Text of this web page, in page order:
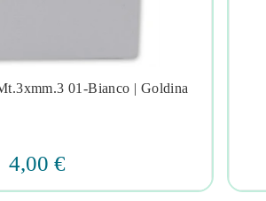
01-Bianco | Goldina
4,00 €